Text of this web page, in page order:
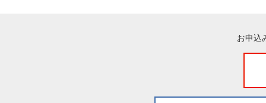
お申込